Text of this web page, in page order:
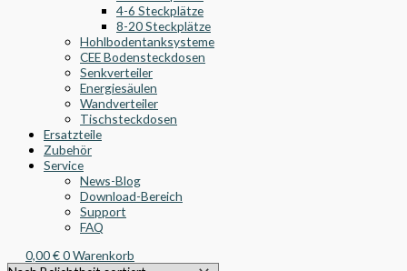
4-6 Steckplätze
8-20 Steckplätze
Hohlbodentanksysteme
CEE Bodensteckdosen
Senkverteiler
Energiesäulen
Wandverteiler
Tischsteckdosen
Ersatzteile
Zubehör
Service
News-Blog
Download-Bereich
Support
FAQ
0,00€0Warenkorb